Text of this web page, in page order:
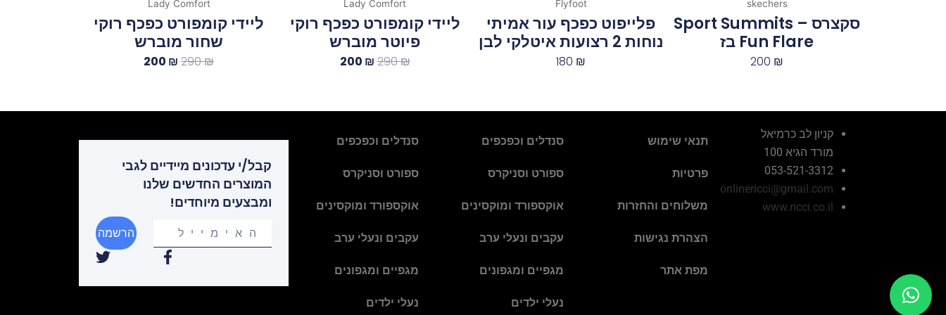
skechers
סקצרס Sport Summits –
Fun Flare בז
200 ₪
Flyfoot
פלייפוט כפכף עור אמיתי
נוחות 2 רצועות איטלקי לבן
180 ₪
Lady Comfort
ליידי קומפורט כפכף רוקי
פיוטר מוברש
290₪
200 ₪
Lady Comfort
ליידי קומפורט כפכף רוקי
שחור מוברש
290₪
200 ₪
קניון לב כרמיאל
מורד הגיא 100
053-521-3312
onlinericci@gmail.com
www.ricci.co.il
תנאי שימוש
פרטיות
משלוחים והחזרות
הצהרת נגישות
מפת אתר
סנדלים וכפכפים
ספורט וסניקרס
אוקספורד ומוקסינים
עקבים ונעלי ערב
מגפיים ומגפונים
נעלי ילדים
סנדלים וכפכפים
ספורט וסניקרס
אוקספורד ומוקסינים
עקבים ונעלי ערב
מגפיים ומגפונים
נעלי ילדים
קבל/י עדכונים מיידיים לגבי
המוצרים החדשים שלנו
ומבצעים מיוחדים!
email
הרשמה
F
c
T
i